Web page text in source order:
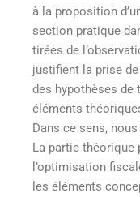
à la proposition
section pratique
tirées de
justifient la prise
des hypothèses de
éléments
Dans ce sens,
La partie théorique
l’optimisation
les éléments